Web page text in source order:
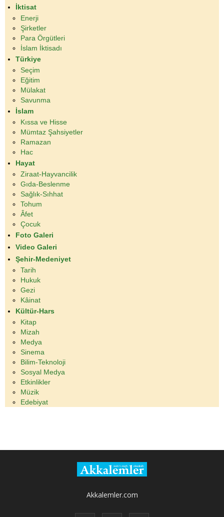
İktisat
Enerji
Şirketler
Para Örgütleri
İslam İktisadı
Türkiye
Seçim
Eğitim
Mülakat
Savunma
İslam
Kıssa ve Hisse
Mümtaz Şahsiyetler
Ramazan
Hac
Hayat
Ziraat-Hayvancilik
Gıda-Beslenme
Sağlık-Sıhhat
Tohum
Âfet
Çocuk
Foto Galeri
Video Galeri
Şehir-Medeniyet
Tarih
Hukuk
Gezi
Kâinat
Kültür-Hars
Kitap
Mizah
Medya
Sinema
Bilim-Teknoloji
Sosyal Medya
Etkinlikler
Müzik
Edebiyat
Akkalemler.com